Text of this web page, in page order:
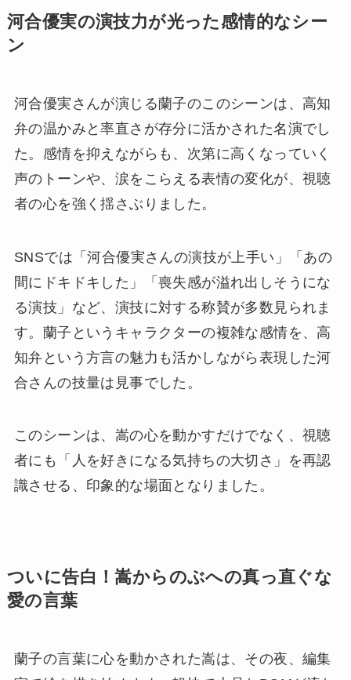
河合優実の演技力が光った感情的なシー
ン
河合優実さんが演じる蘭子のこのシーンは、高知
弁の温かみと率直さが存分に活かされた名演でし
た。感情を抑えながらも、次第に高くなっていく
声のトーンや、涙をこらえる表情の変化が、視聴
者の心を強く揺さぶりました。
SNSでは「河合優実さんの演技が上手い」「あの
間にドキドキした」「喪失感が溢れ出しそうにな
る演技」など、演技に対する称賛が多数見られま
す。蘭子というキャラクターの複雑な感情を、高
知弁という方言の魅力も活かしながら表現した河
合さんの技量は見事でした。
このシーンは、嵩の心を動かすだけでなく、視聴
者にも「人を好きになる気持ちの大切さ」を再認
識させる、印象的な場面となりました。
ついに告白！嵩からのぶへの真っ直ぐな
愛の言葉
蘭子の言葉に心を動かされた嵩は、その夜、編集